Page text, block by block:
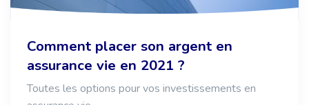
Comment placer son argent en
assurance vie en 2021 ?
Toutes les options pour vos investissements en